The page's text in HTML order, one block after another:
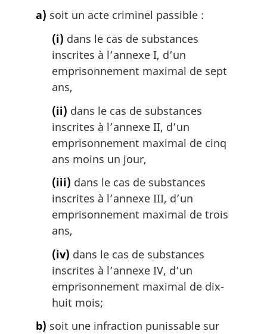
a) soit un acte criminel passible :
(i) dans le cas de substances
inscrites à l’annexe I, d’un
emprisonnement maximal de sept
ans,
(ii) dans le cas de substances
inscrites à l’annexe II, d’un
emprisonnement maximal de cinq
ans moins un jour,
(iii) dans le cas de substances
inscrites à l’annexe III, d’un
emprisonnement maximal de trois
ans,
(iv) dans le cas de substances
inscrites à l’annexe IV, d’un
emprisonnement maximal de dix-
huit mois;
b) soit une infraction punissable sur